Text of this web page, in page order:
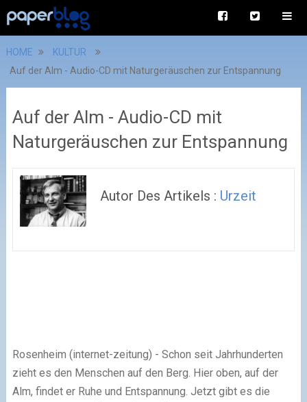
HOME
KULTUR
Auf der Alm - Audio-CD mit Naturgeräuschen zur Entspannung
Auf der Alm - Audio-CD mit
Naturgeräuschen zur Entspannung
Autor Des Artikels : Urzeit
Rosenheim (internet-zeitung) - Schon seit Jahrhunderten
zieht es den Menschen auf den Berg. Hier oben, auf der
Alm, findet er Ruhe und Entspannung. Jetzt gibt es die